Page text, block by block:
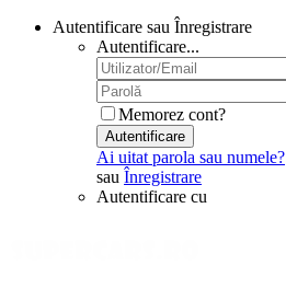
Autentificare sau Înregistrare
Autentificare...
Memorez cont?
Autentificare
Ai uitat parola sau numele?
sau Înregistrare
Autentificare cu